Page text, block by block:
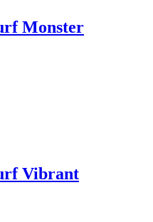
Monster
Vibrant